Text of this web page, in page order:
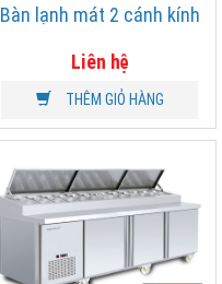
Bàn lạnh mát 2 cánh kính
Liên hệ
THÊM GIỎ HÀNG